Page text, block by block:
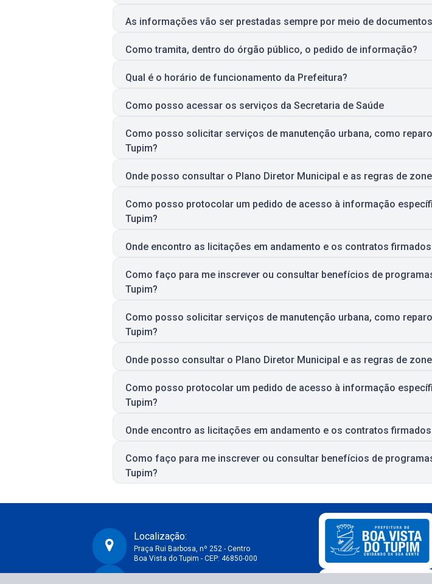
As informações vão ser prestadas sempre por meio de
Como tramita, dentro do órgão público, o pedido de informação?
Qual é o horário de funcionamento da Prefeitura?
Como posso acessar os serviços da Secretaria de Saúde
Como posso solicitar serviços de manutenção urbana, como
Tupim?
Onde posso consultar o Plano Diretor Municipal e as regras de
Como posso protocolar um pedido de acesso à informação
Tupim?
Onde encontro as licitações em andamento e os contratos
Como faço para me inscrever ou consultar benefícios de
Tupim?
Como posso solicitar serviços de manutenção urbana, como
Tupim?
Onde posso consultar o Plano Diretor Municipal e as regras de
Como posso protocolar um pedido de acesso à informação
Tupim?
Onde encontro as licitações em andamento e os contratos
Como faço para me inscrever ou consultar benefícios de
Tupim?
Localização:
Praça Rui Barbosa, nº 252 - Centro
Boa Vista do Tupim - CEP: 46850-000